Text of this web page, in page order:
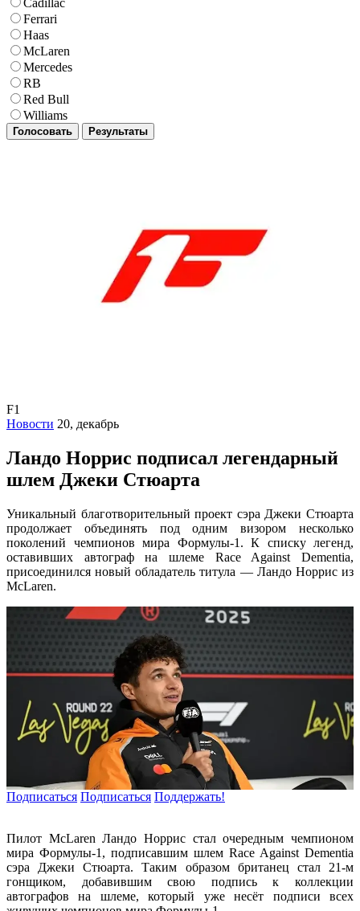
Ferrari
Haas
McLaren
Mercedes
RB
Red Bull
Williams
Голосовать Результаты
F1
Новости 20, декабрь
Ландо Норрис подписал легендарный
шлем Джеки Стюарта
Уникальный благотворительный проект сэра Джеки Стюарта
продолжает объединять под одним визором несколько
поколений чемпионов мира Формулы‑1. К списку легенд,
оставивших автограф на шлеме Race Against Dementia,
присоединился новый обладатель титула — Ландо Норрис из
McLaren.
Подписаться Подписаться Поддержать!
Пилот McLaren Ландо Норрис стал очередным чемпионом
мира Формулы‑1, подписавшим шлем Race Against Dementia
сэра Джеки Стюарта. Таким образом британец стал 21‑м
гонщиком, добавившим свою подпись к коллекции
автографов на шлеме, который уже несёт подписи всех